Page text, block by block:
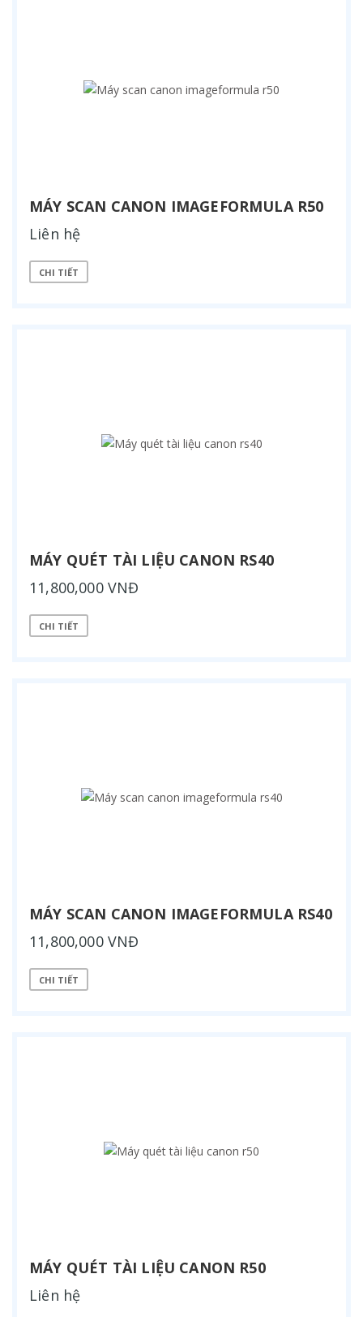
MÁY SCAN CANON IMAGEFORMULA R50
Liên hệ
CHI TIẾT
MÁY QUÉT TÀI LIỆU CANON RS40
11,800,000 VNĐ
CHI TIẾT
MÁY SCAN CANON IMAGEFORMULA RS40
11,800,000 VNĐ
CHI TIẾT
MÁY QUÉT TÀI LIỆU CANON R50
Liên hệ